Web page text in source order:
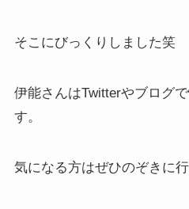
そこにびっくりしました笑
伊能さんはTwitterやブログ
す。
気になる方はぜひのぞきに